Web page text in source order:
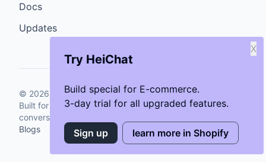
Try HeiChat
Build special for E-commerce.
3-day trial for all upgraded features.
X
Sign up learn more in Shopify
Docs
Updates
© 2026 GenCybers Inc. All rights reserved.
Built for storefronts that want faster answers and cleaner
conversions.
Blogs